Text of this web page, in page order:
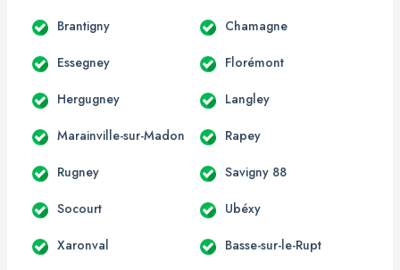
Brantigny Chamagne
Essegney Florémont
Hergugney Langley
Marainville-sur-Madon Rapey
Rugney Savigny 88
Socourt Ubéxy
Xaronval Basse-sur-le-Rupt